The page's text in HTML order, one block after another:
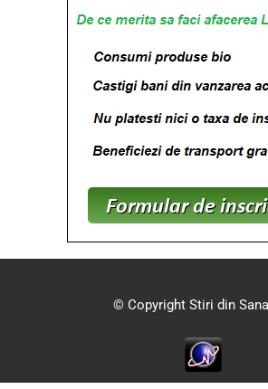
© Copyright Stiri din